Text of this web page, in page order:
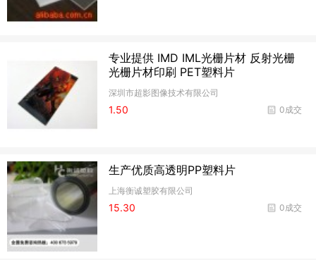
专业提供 IMD IML光栅片材 反射光栅
光栅片材印刷 PET塑料片
深圳市超影图像技术有限公司
0成交
1.50
生产优质高透明PP塑料片
上海衡诚塑胶有限公司
0成交
15.30